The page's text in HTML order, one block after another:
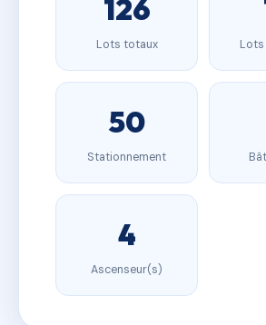
126
Lots totaux
50
Stationnement
4
Ascenseur(s)